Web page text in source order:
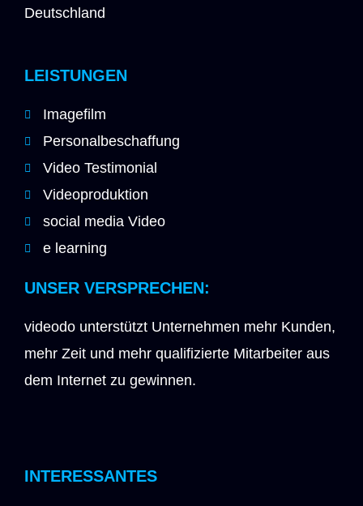
Deutschland
LEISTUNGEN
Imagefilm
Personalbeschaffung
Video Testimonial
Videoproduktion
social media Video
e learning
UNSER VERSPRECHEN:
videodo unterstützt Unternehmen mehr Kunden,
mehr Zeit und mehr qualifizierte Mitarbeiter aus
dem Internet zu gewinnen.
INTERESSANTES